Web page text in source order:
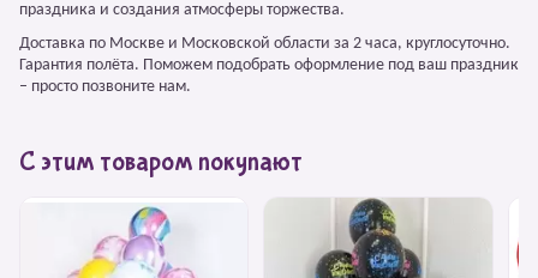
праздника и создания атмосферы торжества.
Доставка по Москве и Московской области за 2 часа, круглосуточно.
Гарантия полёта. Поможем подобрать оформление под ваш праздник
– просто позвоните нам.
С этим товаром покупают